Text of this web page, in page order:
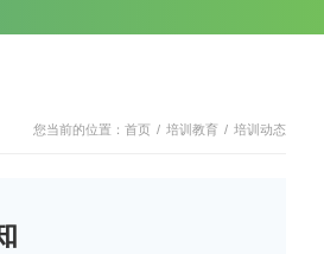
您当前的位置： 首页 / 培训教育 / 培训动态